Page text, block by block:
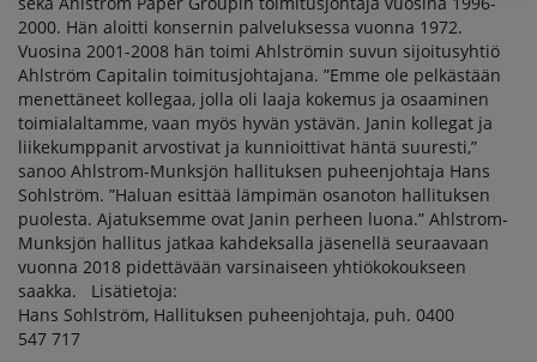
2000. Hän aloitti konsernin palveluksessa vuonna 1972.
Vuosina 2001-2008 hän toimi Ahlströmin suvun sijoitusyhtiö
Ahlström Capitalin toimitusjohtajana. ”Emme ole pelkästään
menettäneet kollegaa, jolla oli laaja kokemus ja osaaminen
toimialaltamme, vaan myös hyvän ystävän. Janin kollegat ja
liikekumppanit arvostivat ja kunnioittivat häntä suuresti,”
sanoo Ahlstrom-Munksjön hallituksen puheenjohtaja Hans
Sohlström. ”Haluan esittää lämpimän osanoton hallituksen
puolesta. Ajatuksemme ovat Janin perheen luona.” Ahlstrom-
Munksjön hallitus jatkaa kahdeksalla jäsenellä seuraavaan
vuonna 2018 pidettävään varsinaiseen yhtiökokoukseen
saakka. Lisätietoja:
Hans Sohlström, Hallituksen puheenjohtaja, puh. 0400
547 717